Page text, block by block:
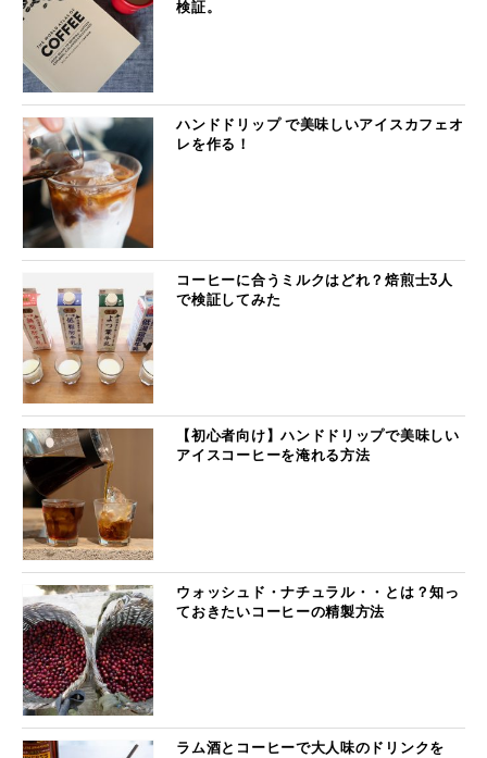
検証。
ハンドドリップ で美味しいアイスカフェオ
レを作る！
コーヒーに合うミルクはどれ？焙煎士3人
で検証してみた
【初心者向け】ハンドドリップで美味しい
アイスコーヒーを淹れる方法
ウォッシュド・ナチュラル・・とは？知っ
ておきたいコーヒーの精製方法
ラム酒とコーヒーで大人味のドリンクを